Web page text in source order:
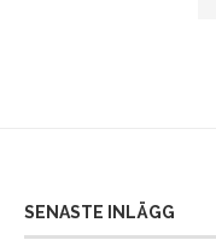
SENASTE INLÄGG